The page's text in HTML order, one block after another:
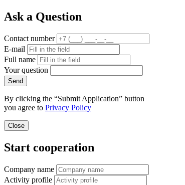
Ask a Question
Contact number
E-mail
Full name
Your question
Send
By clicking the “Submit Application” button
you agree to Privacy Policy
Close
Start cooperation
Company name
Activity profile